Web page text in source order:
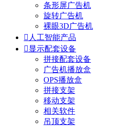
条形屏广告机
旋转广告机
裸眼3D广告机
 人工智能产品
 显示配套设备
拼接配套设备
广告机播放盒
OPS播放盒
拼接支架
移动支架
相关软件
吊顶支架